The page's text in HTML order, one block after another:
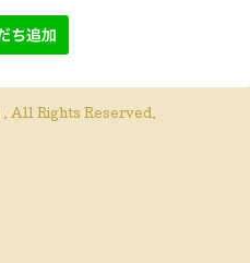
. All Rights Reserved.